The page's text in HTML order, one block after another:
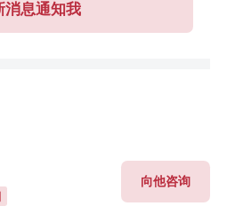
消息通知我
向他咨询